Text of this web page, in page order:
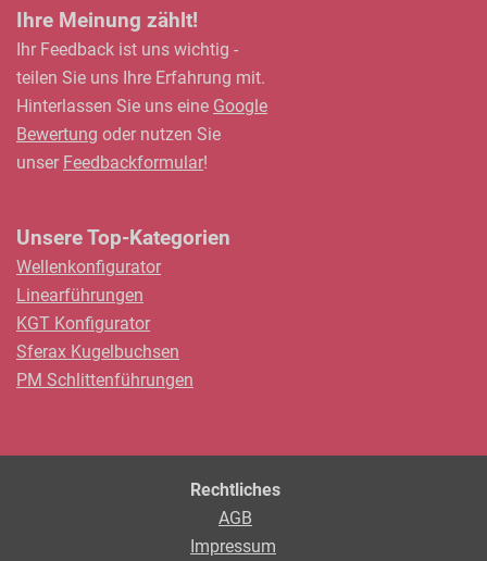
Ihre Meinung zählt!
Ihr Feedback ist uns wichtig -
teilen Sie uns Ihre Erfahrung mit.
Hinterlassen Sie uns eine Google
Bewertung oder nutzen Sie
unser Feedbackformular!
Unsere Top-Kategorien
Wellenkonfigurator
Linearführungen
KGT Konfigurator
Sferax Kugelbuchsen
PM Schlittenführungen
Rechtliches
AGB
Impressum